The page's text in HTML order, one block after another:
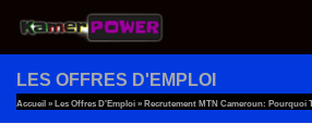
Au dessous du contenu
LES OFFRES D'EMPLOI
Accueil » Les Offres D'Emploi » Recrutement MTN Cameroun: Pourquoi